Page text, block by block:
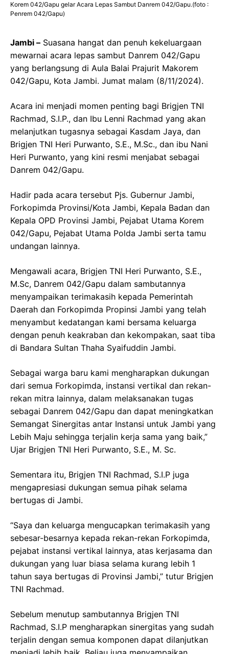
Korem 042/Gapu gelar Acara Lepas Sambut Danrem 042/Gapu.(foto :
Penrem 042/Gapu)
Jambi – Suasana hangat dan penuh kekeluargaan
mewarnai acara lepas sambut Danrem 042/Gapu
yang berlangsung di Aula Balai Prajurit Makorem
042/Gapu, Kota Jambi. Jumat malam (8/11/2024).
Acara ini menjadi momen penting bagi Brigjen TNI
Rachmad, S.I.P., dan Ibu Lenni Rachmad yang akan
melanjutkan tugasnya sebagai Kasdam Jaya, dan
Brigjen TNI Heri Purwanto, S.E., M.Sc., dan ibu Nani
Heri Purwanto, yang kini resmi menjabat sebagai
Danrem 042/Gapu.
Hadir pada acara tersebut Pjs. Gubernur Jambi,
Forkopimda Provinsi/Kota Jambi, Kepala Badan dan
Kepala OPD Provinsi Jambi, Pejabat Utama Korem
042/Gapu, Pejabat Utama Polda Jambi serta tamu
undangan lainnya.
Mengawali acara, Brigjen TNI Heri Purwanto, S.E.,
M.Sc, Danrem 042/Gapu dalam sambutannya
menyampaikan terimakasih kepada Pemerintah
Daerah dan Forkopimda Propinsi Jambi yang telah
menyambut kedatangan kami bersama keluarga
dengan penuh keakraban dan kekompakan, saat tiba
di Bandara Sultan Thaha Syaifuddin Jambi.
Sebagai warga baru kami mengharapkan dukungan
dari semua Forkopimda, instansi vertikal dan rekan-
rekan mitra lainnya, dalam melaksanakan tugas
sebagai Danrem 042/Gapu dan dapat meningkatkan
Semangat Sinergitas antar Instansi untuk Jambi yang
Lebih Maju sehingga terjalin kerja sama yang baik,”
Ujar Brigjen TNI Heri Purwanto, S.E., M. Sc.
Sementara itu, Brigjen TNI Rachmad, S.I.P juga
mengapresiasi dukungan semua pihak selama
bertugas di Jambi.
“Saya dan keluarga mengucapkan terimakasih yang
sebesar-besarnya kepada rekan-rekan Forkopimda,
pejabat instansi vertikal lainnya, atas kerjasama dan
dukungan yang luar biasa selama kurang lebih 1
tahun saya bertugas di Provinsi Jambi,” tutur Brigjen
TNI Rachmad.
Sebelum menutup sambutannya Brigjen TNI
Rachmad, S.I.P mengharapkan sinergitas yang sudah
terjalin dengan semua komponen dapat dilanjutkan